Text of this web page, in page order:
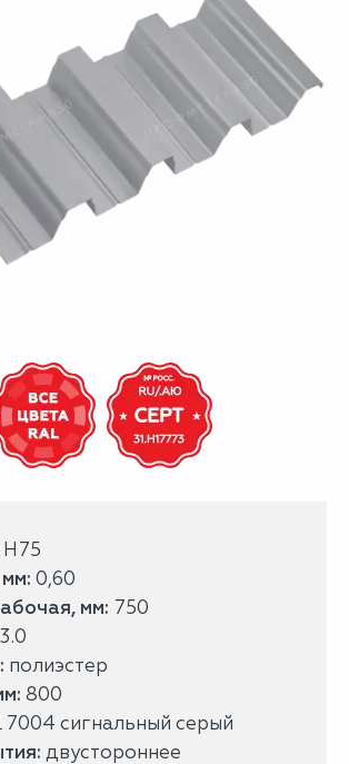
Н75
0,60
мм: 750
3.0
полиэстер
800
7004 сигнальный серый
двустороннее